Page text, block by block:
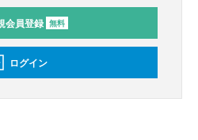
会員登録 無料
ログイン